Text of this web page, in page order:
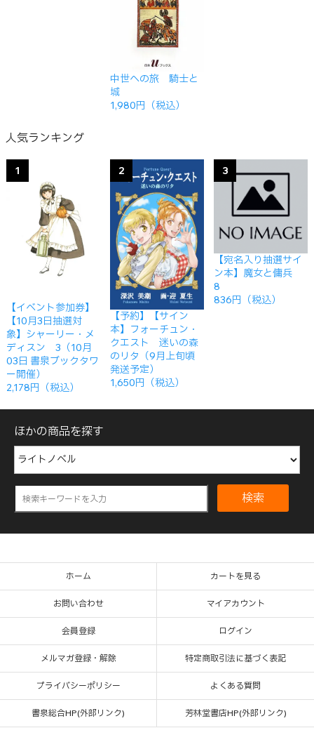
中世への旅 騎士と
城
1,980円（税込）
人気ランキング
1
【イベント参加券】
【10月3日抽選対
象】シャーリー・メ
ディスン 3（10月
03日 書泉ブックタワ
ー開催）
2,178円（税込）
2
【予約】【サイン
本】フォーチュン・
クエスト 迷いの森
のリタ（9月上旬頃
発送予定）
1,650円（税込）
3
【宛名入り抽選サイ
ン本】魔女と傭兵
8
836円（税込）
ほかの商品を探す
検索
ホーム カートを見る
お問い合わせ マイアカウント
会員登録 ログイン
メルマガ登録・解除 特定商取引法に基づく表記
プライバシーポリシー よくある質問
書泉総合HP(外部リンク) 芳林堂書店HP(外部リンク)